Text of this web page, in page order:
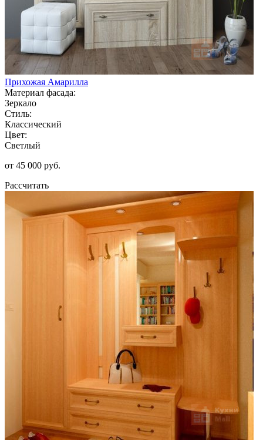
Прихожая Амарилла
Материал фасада:
Зеркало
Стиль:
Классический
Цвет:
Светлый
от 45 000 руб.
Рассчитать